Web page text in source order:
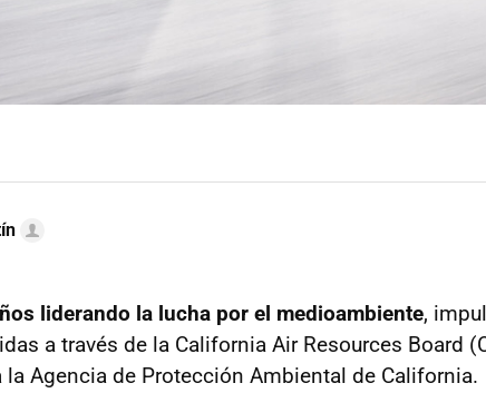
liderando la lucha por el medioambiente,
a través de la California Air Resources Board
la Agencia de Protección Ambiental de California.